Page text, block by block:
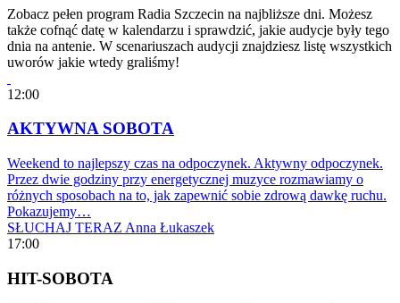
Zobacz pełen program Radia Szczecin na najbliższe dni. Możesz
także cofnąć datę w kalendarzu i sprawdzić, jakie audycje były tego
dnia na antenie. W scenariuszach audycji znajdziesz listę wszystkich
uworów jakie wtedy graliśmy!
12:00
AKTYWNA SOBOTA
Weekend to najlepszy czas na odpoczynek. Aktywny odpoczynek.
Przez dwie godziny przy energetycznej muzyce rozmawiamy o
różnych sposobach na to, jak zapewnić sobie zdrową dawkę ruchu.
Pokazujemy…
SŁUCHAJ TERAZ Anna Łukaszek
17:00
HIT-SOBOTA